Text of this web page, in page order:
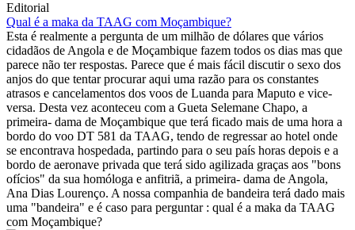
Editorial
Qual é a maka da TAAG com Moçambique?
Esta é realmente a pergunta de um milhão de dólares que vários
cidadãos de Angola e de Moçambique fazem todos os dias mas que
parece não ter respostas. Parece que é mais fácil discutir o sexo dos
anjos do que tentar procurar aqui uma razão para os constantes
atrasos e cancelamentos dos voos de Luanda para Maputo e vice-
versa. Desta vez aconteceu com a Gueta Selemane Chapo, a
primeira- dama de Moçambique que terá ficado mais de uma hora a
bordo do voo DT 581 da TAAG, tendo de regressar ao hotel onde
se encontrava hospedada, partindo para o seu país horas depois e a
bordo de aeronave privada que terá sido agilizada graças aos "bons
ofícios" da sua homóloga e anfitriã, a primeira- dama de Angola,
Ana Dias Lourenço. A nossa companhia de bandeira terá dado mais
uma "bandeira" e é caso para perguntar : qual é a maka da TAAG
com Moçambique?